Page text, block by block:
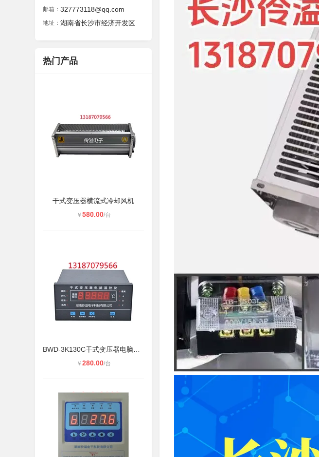
邮箱： 327773118@qq.com
地址： 湖南省长沙市经济开发区
热门产品
干式变压器横流式冷却风机
￥ 580.00/台
￥ 280.00/台